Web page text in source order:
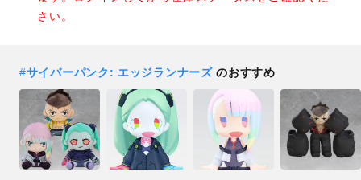
さい。
#サイバーパンク: エッジランナーズのおすすめ